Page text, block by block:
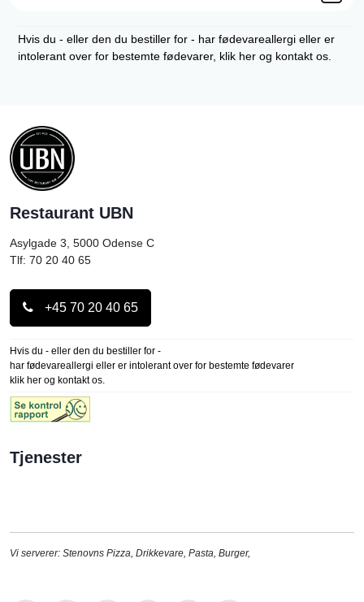
Hvis du - eller den du bestiller for - har fødevareallergi eller er
intolerant over for bestemte fødevarer, klik her og kontakt os.
Restaurant UBN
Asylgade 3, 5000 Odense C
Tlf: 70 20 40 65
+45 70 20 40 65
Hvis du - eller den du bestiller for -
har fødevareallergi eller er intolerant over for bestemte fødevarer
klik her og kontakt os.
Tjenester
Vi serverer: Stenovns Pizza, Drikkevare, Pasta, Burger,